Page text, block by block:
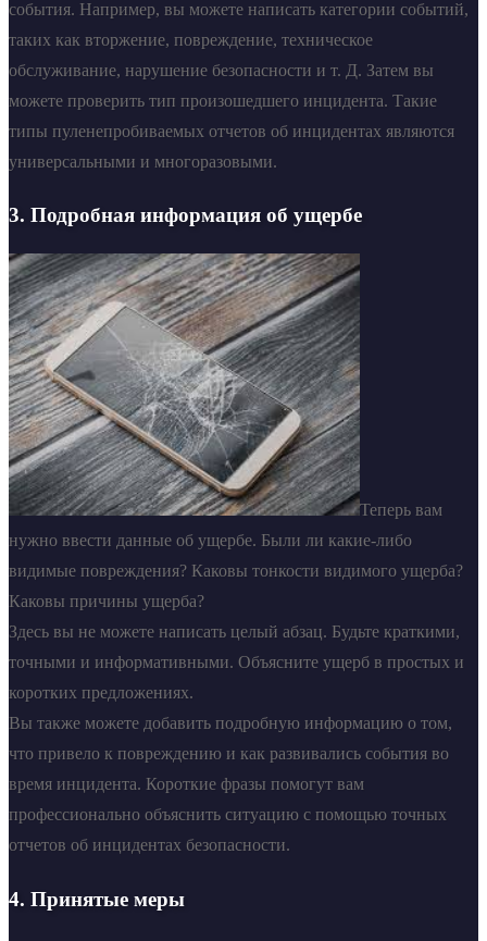
события. Например, вы можете написать категории событий,
таких как вторжение, повреждение, техническое
обслуживание, нарушение безопасности и т. Д. Затем вы
можете проверить тип произошедшего инцидента. Такие
типы пуленепробиваемых отчетов об инцидентах являются
универсальными и многоразовыми.
3. Подробная информация об ущербе
Теперь вам
нужно ввести данные об ущербе. Были ли какие-либо
видимые повреждения? Каковы тонкости видимого ущерба?
Каковы причины ущерба?
Здесь вы не можете написать целый абзац. Будьте краткими,
точными и информативными. Объясните ущерб в простых и
коротких предложениях.
Вы также можете добавить подробную информацию о том,
что привело к повреждению и как развивались события во
время инцидента. Короткие фразы помогут вам
профессионально объяснить ситуацию с помощью точных
отчетов об инцидентах безопасности.
4. Принятые меры